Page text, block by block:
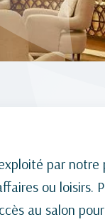
par notre
ou loisirs.
au salon